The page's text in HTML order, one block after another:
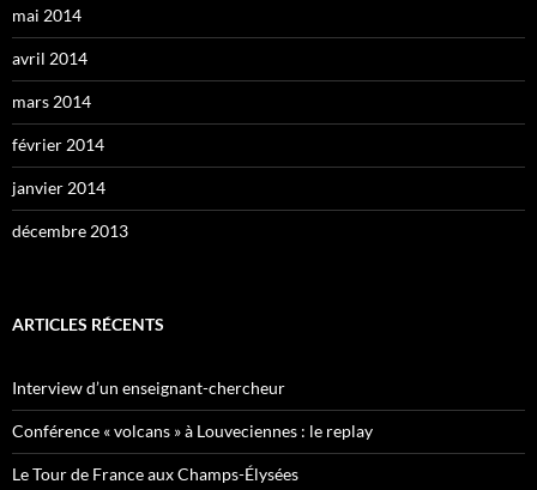
mai 2014
avril 2014
mars 2014
février 2014
janvier 2014
décembre 2013
ARTICLES RÉCENTS
Interview d’un enseignant-chercheur
Conférence « volcans » à Louveciennes : le replay
Le Tour de France aux Champs-Élysées